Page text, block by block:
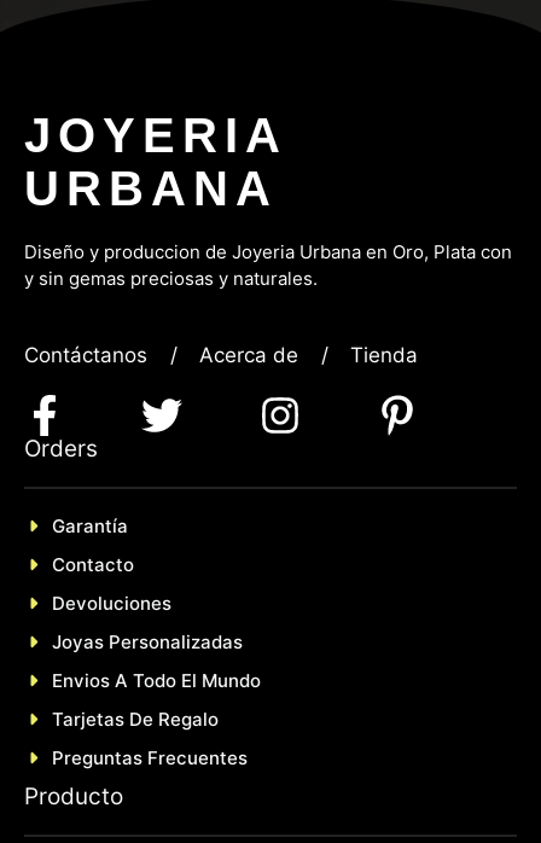
JOYERIA
URBANA
Diseño y produccion de Joyeria Urbana en Oro, Plata con
y sin gemas preciosas y naturales.
Contáctanos / Acerca de / Tienda
Orders
Garantía
Contacto
Devoluciones
Joyas Personalizadas
EnVios A Todo El Mundo
Tarjetas De Regalo
Preguntas Frecuentes
Producto